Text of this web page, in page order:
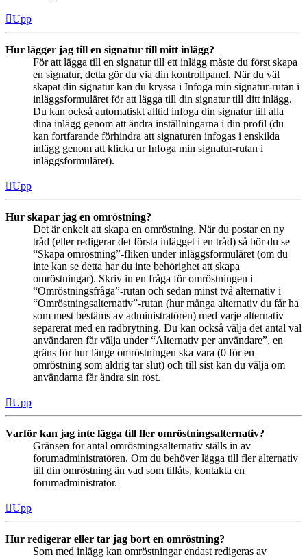
Upp
Hur lägger jag till en signatur till mitt inlägg?
För att lägga till en signatur till ett inlägg måste du först skapa
en signatur, detta gör du via din kontrollpanel. När du väl
skapat din signatur kan du kryssa i Infoga min signatur-rutan i
inläggsformuläret för att lägga till din signatur till ditt inlägg.
Du kan också automatiskt alltid infoga din signatur till alla
dina inlägg genom att ändra inställningarna i din profil (du
kan fortfarande förhindra att signaturen infogas i enskilda
inlägg genom att klicka ur Infoga min signatur-rutan i
inläggsformuläret).
Upp
Hur skapar jag en omröstning?
Det är enkelt att skapa en omröstning. När du postar en ny
tråd (eller redigerar det första inlägget i en tråd) så bör du se
“Skapa omröstning”-fliken under inläggsformuläret (om du
inte kan se detta har du inte behörighet att skapa
omröstningar). Skriv in en fråga för omröstningen i
“Omröstningsfråga”-rutan och sedan minst två alternativ i
“Omröstningsalternativ”-rutan (hur många alternativ du får ha
som mest bestäms av administratören) med varje alternativ
separerat med en radbrytning. Du kan också välja det antal val
användaren får välja under “Alternativ per användare”, en
gräns för hur länge omröstningen ska vara (0 för en
omröstning som aldrig tar slut) och till sist kan du välja om
användarna får ändra sin röst.
Upp
Varför kan jag inte lägga till fler omröstningsalternativ?
Gränsen för antal omröstningsalternativ ställs in av
forumadministratören. Om du behöver lägga till fler alternativ
till din omröstning än vad som tillåts, kontakta en
forumadministratör.
Upp
Hur redigerar eller tar jag bort en omröstning?
Som med inlägg kan omröstningar endast redigeras av